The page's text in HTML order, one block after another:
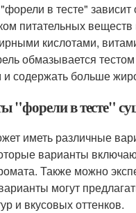
в тесте"
питательных
кислотами,
обмазывается
содержать больше
"форели в тесте"
иметь различные
варианты
Также можно
могут
и вкусовых оттенков.